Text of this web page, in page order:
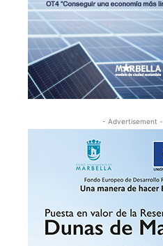
- Advertisement -